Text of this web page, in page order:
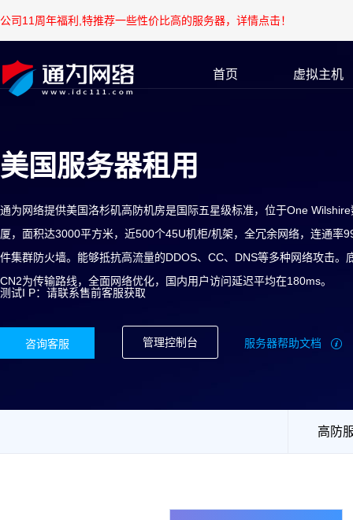
公司11周年福利,特推荐一些性价比高的服务器，详情点击！
首页 虚拟主机
美国服务器租用
通为网络提供美国洛杉矶高防机房是国际五星级标准，位于One
厦，面积达3000平方米，近500个45U机柜/机架，全冗余网络，连通率
件集群防火墙。能够抵抗高流量的DDOS、CC、DNS等多种网络攻击。
CN2为传输路线，全面网络优化，国内用户访问延迟平均在180ms。
测试I P：请联系售前客服获取
咨询客服 管理控制台 服务器帮助文档
高防